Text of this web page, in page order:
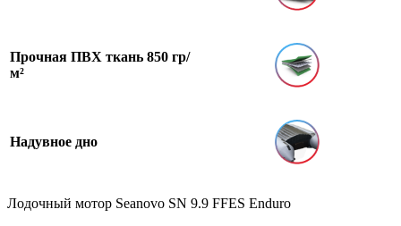
Прочная ПВХ ткань 850 гр/
м²
Надувное дно
Лодочный мотор Seanovo SN 9.9 FFES Enduro